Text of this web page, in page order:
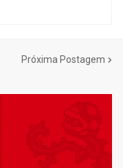
Próxima Postagem